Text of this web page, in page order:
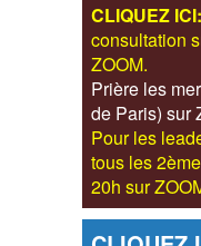
CLIQUEZ ICI:
consultation
ZOOM.
Prière les
de Paris) sur
Pour les
tous les
20h sur